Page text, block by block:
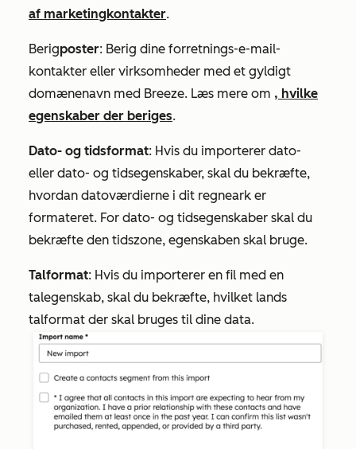
af marketingkontakter.
Berigposter: Berig dine forretnings-e-mail-
kontakter eller virksomheder med et gyldigt
domænenavn med Breeze. Læs mere om , hvilke
egenskaber der beriges.
Dato- og tidsformat: Hvis du importerer dato-
eller dato- og tidsegenskaber, skal du bekræfte,
hvordan datoværdierne i dit regneark er
formateret. For dato- og tidsegenskaber skal du
bekræfte den tidszone, egenskaben skal bruge.
Talformat: Hvis du importerer en fil med en
talegenskab, skal du bekræfte, hvilket lands
talformat der skal bruges til dine data.